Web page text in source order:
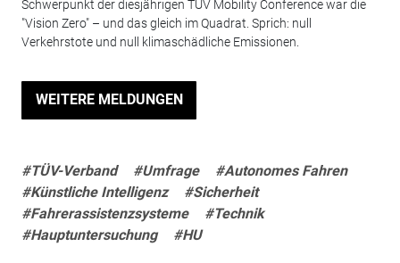
Schwerpunkt der diesjährigen TÜV Mobility Conference war die
"Vision Zero" – und das gleich im Quadrat. Sprich: null
Verkehrstote und null klimaschädliche Emissionen.
WEITERE MELDUNGEN
#TÜV-Verband #Umfrage
#Autonomes Fahren
#Künstliche Intelligenz
#Sicherheit
#Fahrerassistenzsysteme
#Technik
#Hauptuntersuchung
#HU